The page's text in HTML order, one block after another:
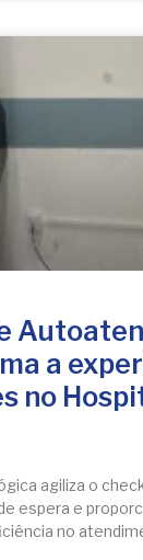
a
no
agiliza o
espera e
no